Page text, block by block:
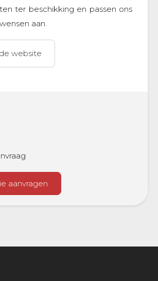
ter beschikking en passen ons
aan.
website
aanvragen